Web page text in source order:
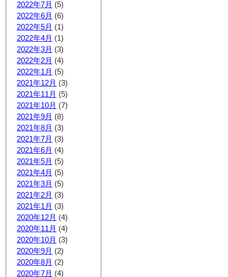
2022年7月 (5)
2022年6月 (6)
2022年5月 (1)
2022年4月 (1)
2022年3月 (3)
2022年2月 (4)
2022年1月 (5)
2021年12月 (3)
2021年11月 (5)
2021年10月 (7)
2021年9月 (8)
2021年8月 (3)
2021年7月 (3)
2021年6月 (4)
2021年5月 (5)
2021年4月 (5)
2021年3月 (5)
2021年2月 (3)
2021年1月 (3)
2020年12月 (4)
2020年11月 (4)
2020年10月 (3)
2020年9月 (2)
2020年8月 (2)
2020年7月 (4)